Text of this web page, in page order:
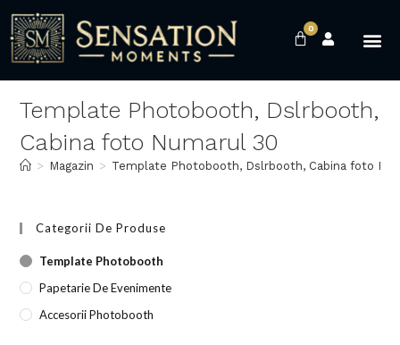
0
Template Photobooth, Dslrbooth,
Cabina foto Numarul 30
> Magazin > Template Photobooth, Dslrbooth, Cabina foto
Categorii De Produse
Template Photobooth
Papetarie De Evenimente
Accesorii Photobooth